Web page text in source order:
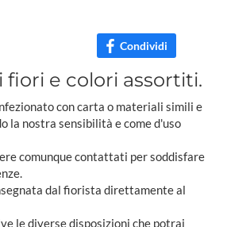
Condividi
fiori e colori assortiti.
con carta o materiali simili e
la nostra sensibilità e come d'uso
comunque contattati per soddisfare
dal fiorista direttamente al
le diverse disposizioni che potrai